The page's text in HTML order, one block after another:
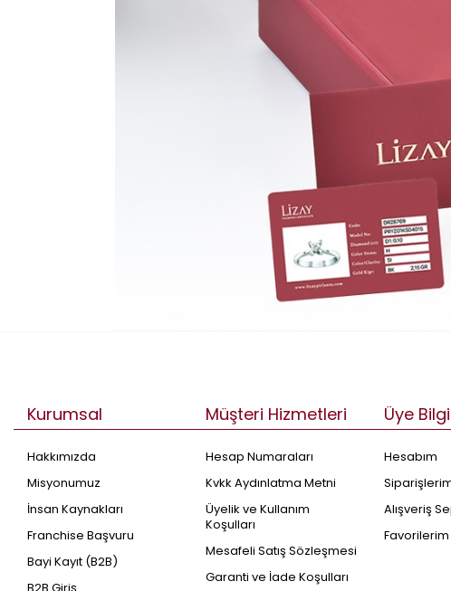
Kurumsal
Hakkımızda
Misyonumuz
İnsan Kaynakları
Franchise Başvuru
Bayi Kayıt (B2B)
Müşteri Hizmetleri
Hesap Numaraları
Kvkk Aydınlatma Metni
Üyelik ve Kullanım
Koşulları
Mesafeli Satış Sözleşmesi
Garanti ve İade Koşulları
Üye
Hesabım
Alışveriş
Favorilerim